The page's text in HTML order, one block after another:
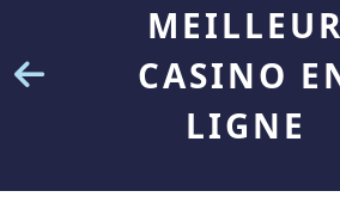
MEILLEUR
CASINO
LIGNE